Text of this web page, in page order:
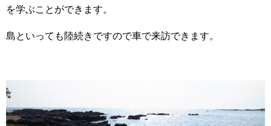
を学ぶことができます。
島といっても陸続きですので車で来訪できます。